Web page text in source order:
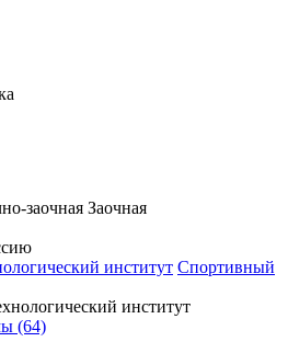
заочная Заочная
институт Спортивный
(64)